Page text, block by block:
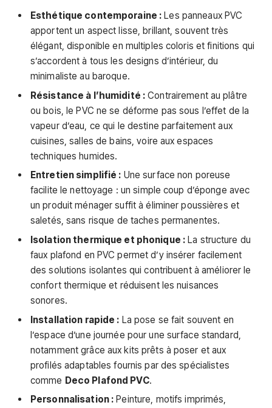
Esthétique contemporaine : Les panneaux PVC
apportent un aspect lisse, brillant, souvent très
élégant, disponible en multiples coloris et finitions qui
s’accordent à tous les designs d’intérieur, du
minimaliste au baroque.
Résistance à l’humidité : Contrairement au plâtre
ou bois, le PVC ne se déforme pas sous l’effet de la
vapeur d’eau, ce qui le destine parfaitement aux
cuisines, salles de bains, voire aux espaces
techniques humides.
Entretien simplifié : Une surface non poreuse
facilite le nettoyage : un simple coup d’éponge avec
un produit ménager suffit à éliminer poussières et
saletés, sans risque de taches permanentes.
Isolation thermique et phonique : La structure du
faux plafond en PVC permet d’y insérer facilement
des solutions isolantes qui contribuent à améliorer le
confort thermique et réduisent les nuisances
sonores.
Installation rapide : La pose se fait souvent en
l’espace d’une journée pour une surface standard,
notamment grâce aux kits prêts à poser et aux
profilés adaptables fournis par des spécialistes
comme Deco Plafond PVC.
Personnalisation : Peinture, motifs imprimés,